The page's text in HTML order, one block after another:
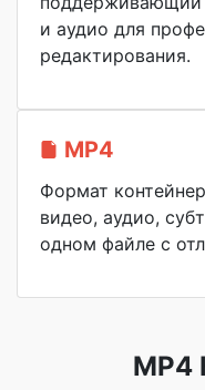
и аудио для
редактирования.
MP4
Формат
видео, аудио,
одном файле с
MP4